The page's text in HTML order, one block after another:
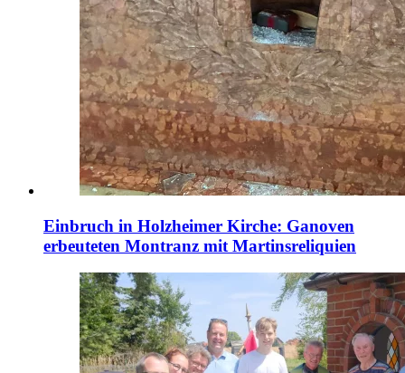
Einbruch in Holzheimer Kirche: Ganoven
erbeuteten Montranz mit Martinsreliquien